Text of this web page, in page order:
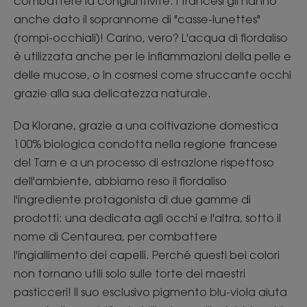
anche dato il soprannome di "casse-lunettes"
(rompi-occhiali)! Carino, vero? L'acqua di fiordaliso
è utilizzata anche per le infiammazioni della pelle e
delle mucose, o in cosmesi come struccante occhi
grazie alla sua delicatezza naturale.
Da Klorane, grazie a una coltivazione domestica
100% biologica condotta nella regione francese
del Tarn e a un processo di estrazione rispettoso
dell'ambiente, abbiamo reso il fiordaliso
l'ingrediente protagonista di due gamme di
prodotti: una dedicata agli occhi e l'altra, sotto il
nome di Centaurea, per combattere
l'ingiallimento dei capelli. Perché questi bei colori
non tornano utili solo sulle torte dei maestri
pasticceri! Il suo esclusivo pigmento blu-viola aiuta